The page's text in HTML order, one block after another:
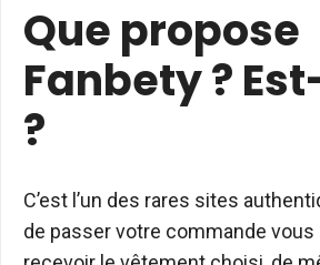
Que propose
Fanbety ?
?
C’est l’un des rares sites
de passer votre commande